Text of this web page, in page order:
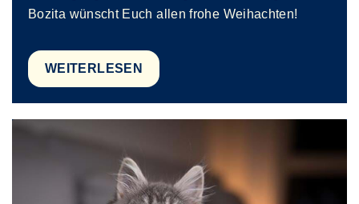
Bozita wünscht Euch allen frohe Weihachten!
WEITERLESEN